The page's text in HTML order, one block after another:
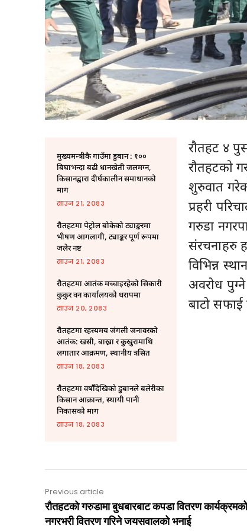
मुख्यमन्त्रीकै गाउँमा डुबान : १००
बिघाभन्दा बढी धानखेती जलमग्न,
किसानद्वारा दीर्घकालीन समाधानको
माग
साउन २१, २०८३
रौतहटमा पेट्रोल बोकेको ट्याङ्करमा
भीषण आगलागी, ट्याङ्कर पूर्ण रूपमा
जलेर नष्ट
साउन २१, २०८३
रौतहटमा आतंक मच्चाइरहेको सिकारी
कुकुर वन कार्यालयको धरापमा
साउन २०, २०८३
रौतहटमा रहस्यमय जंगली जनावरको
आतंक: खसी, बाख्रा र कुखुरामाथि
लगातार आक्रमण, स्थानीय त्रसित
साउन १८, २०८३
राैतहटमा वर्षौंदेखिको डुबानले बलेरीका
किसान आक्रान्त, स्थायी पानी
निकासको माग
साउन १८, २०८३
राैतहट ४
राैतहटकाे
शुरुवात
प्रहरी
गरुडा
संरचनाहरु
विभिन्न
अवरोध
बाटो सफाई
Previous article
राैतहटकाे गरुडामा बुधबारबाट कपडा वितरण
नगरभरी वितरण गरिने जयसवालकाे भनाई